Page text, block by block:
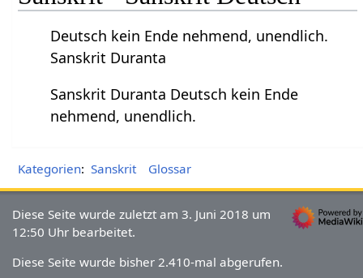
Deutsch kein Ende nehmend, unendlich.
Sanskrit Duranta
Sanskrit Duranta Deutsch kein Ende
nehmend, unendlich.
Kategorien: Sanskrit Glossar
Diese Seite wurde zuletzt am 3. Juni 2018 um
12:50 Uhr bearbeitet.
Diese Seite wurde bisher 2.410-mal abgerufen.